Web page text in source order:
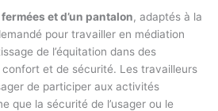
et d’un pantalon, adaptés à la
pour travailler en médiation
de l’équitation dans des
et de sécurité. Les travailleurs
de participer aux activités
que la sécurité de l’usager ou le